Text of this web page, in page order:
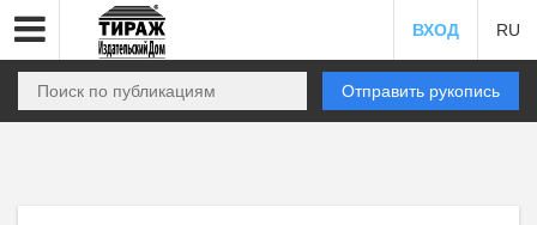
ВХОД RU
Отправить рукопись